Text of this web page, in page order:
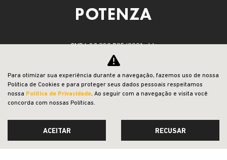
CNPJ: 23.029.795/0001-66
OFERTAS
JEEP ACESSÍVEL
Para otimizar sua experiência durante a navegação, fazemos uso de nossa
Política de Cookies e para proteger seus dados pessoais respeitamos
nossa Política de Privacidade. Ao seguir com a navegação e visita você
concorda com nossas Políticas.
ACEITAR RECUSAR